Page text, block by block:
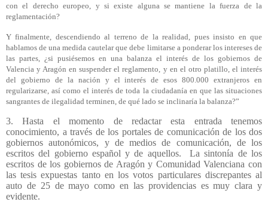
con el derecho europeo, y si existe alguna se mantiene la fuerza de la
reglamentación?
Y finalmente, descendiendo al terreno de la realidad, pues insisto en que
hablamos de una medida cautelar que debe limitarse a ponderar los intereses de
las partes, ¿si pusiésemos en una balanza el interés de los gobiernos de
Valencia y Aragón en suspender el reglamento, y en el otro platillo, el interés
del gobierno de la nación y el interés de esos 800.000 extranjeros en
regularizarse, así como el interés de toda la ciudadanía en que las situaciones
sangrantes de ilegalidad terminen, de qué lado se inclinaría la balanza?”
3. Hasta el momento de redactar esta entrada tenemos
conocimiento, a través de los portales de comunicación de los dos
gobiernos autonómicos, y de medios de comunicación, de los
escritos del gobierno español y de aquellos.
La sintonía de los
escritos de los gobiernos de Aragón y Comunidad Valenciana con
las tesis expuestas tanto en los votos particulares discrepantes al
auto de 25 de mayo como en las providencias es muy clara y
evidente.